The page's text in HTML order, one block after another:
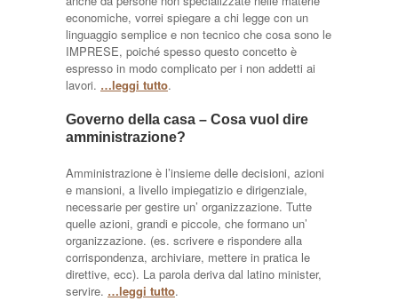
economiche, vorrei spiegare a chi legge con un
linguaggio semplice e non tecnico che cosa sono le
IMPRESE, poiché spesso questo concetto è
espresso in modo complicato per i non addetti ai
lavori. …leggi tutto.
Governo della casa – Cosa vuol dire
amministrazione?
Amministrazione è l’insieme delle decisioni, azioni
e mansioni, a livello impiegatizio e dirigenziale,
necessarie per gestire un’ organizzazione. Tutte
quelle azioni, grandi e piccole, che formano un’
organizzazione. (es. scrivere e rispondere alla
corrispondenza, archiviare, mettere in pratica le
direttive, ecc). La parola deriva dal latino minister,
servire. …leggi tutto.